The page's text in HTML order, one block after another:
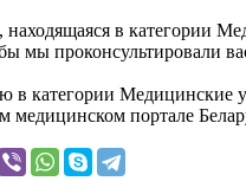
в категории
мы проконсультировали
категории Медицинские
портале